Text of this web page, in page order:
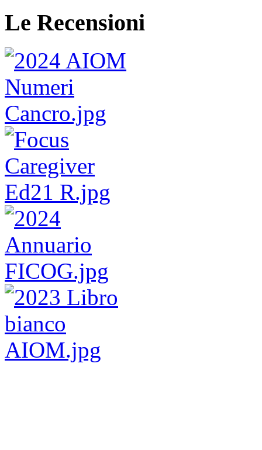
Le Recensioni